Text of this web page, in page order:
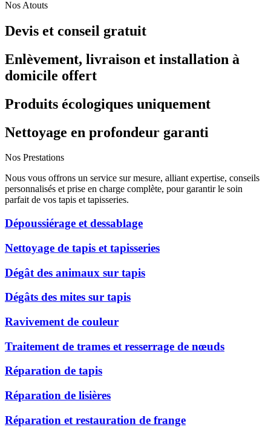
Nos Atouts
Devis et conseil gratuit
Enlèvement, livraison et installation à
domicile offert
Produits écologiques uniquement
Nettoyage en profondeur garanti
Nos Prestations
Nous vous offrons un service sur mesure, alliant expertise, conseils
personnalisés et prise en charge complète, pour garantir le soin
parfait de vos tapis et tapisseries.
Dépoussiérage et dessablage
Nettoyage de tapis et tapisseries
Dégât des animaux sur tapis
Dégâts des mites sur tapis
Ravivement de couleur
Traitement de trames et resserrage de nœuds
Réparation de tapis
Réparation de lisières
Réparation et restauration de frange